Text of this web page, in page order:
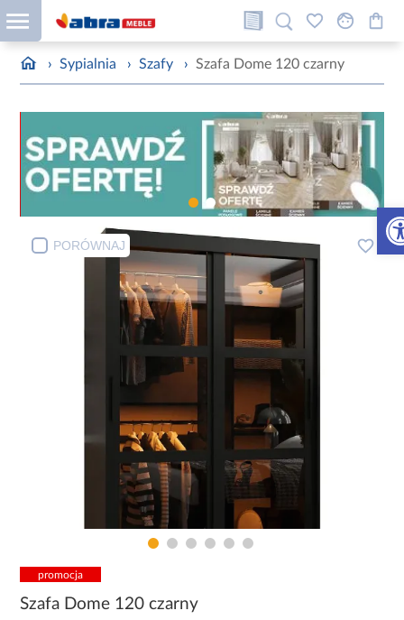
› Sypialnia › Szafy › Szafa Dome 120 czarny
PORÓWNAJ
promocja
Szafa Dome 120 czarny